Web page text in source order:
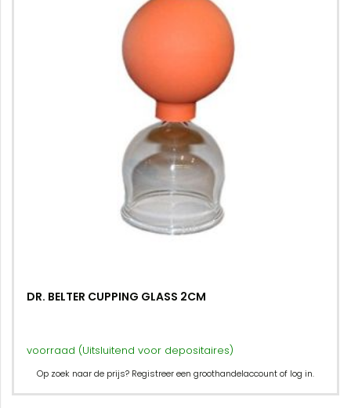
DR. BELTER CUPPING GLASS 2CM
voorraad (Uitsluitend voor depositaires)
Op zoek naar de prijs? Registreer een groothandelaccount of log in.